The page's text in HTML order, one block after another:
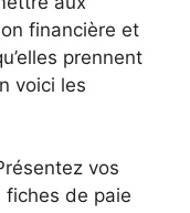
financière et
prennent
voici les
vos
fiches de paie